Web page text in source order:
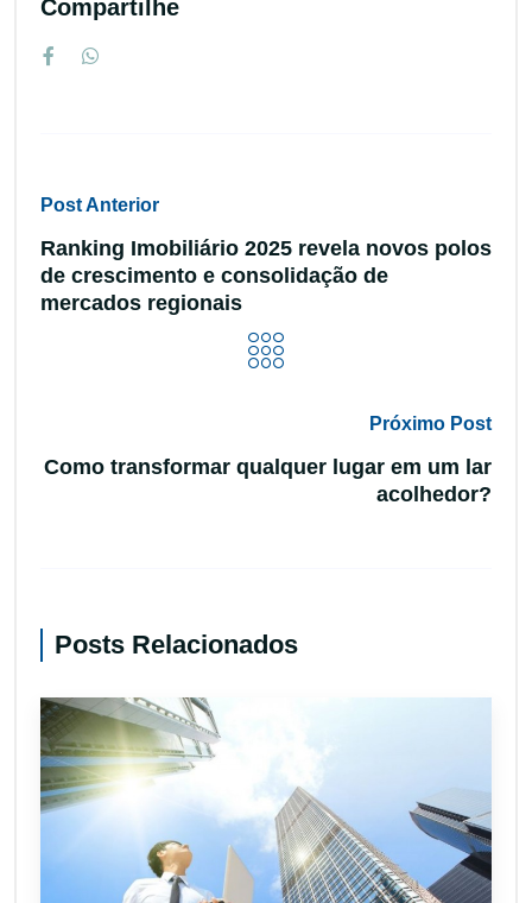
Compartilhe
Post Anterior
Ranking Imobiliário 2025 revela novos polos
de crescimento e consolidação de
mercados regionais
Próximo Post
Como transformar qualquer lugar em um lar
acolhedor?
Posts Relacionados